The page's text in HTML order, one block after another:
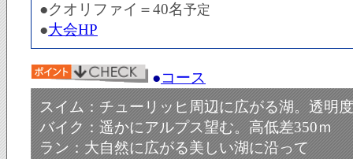
●クオリファイ＝40名予定
●大会HP
●コース
スイム：チューリッヒ周辺に広がる湖。透明
バイク：遥かにアルプス望む。高低差350ｍ
ラン：大自然に広がる美しい湖に沿って